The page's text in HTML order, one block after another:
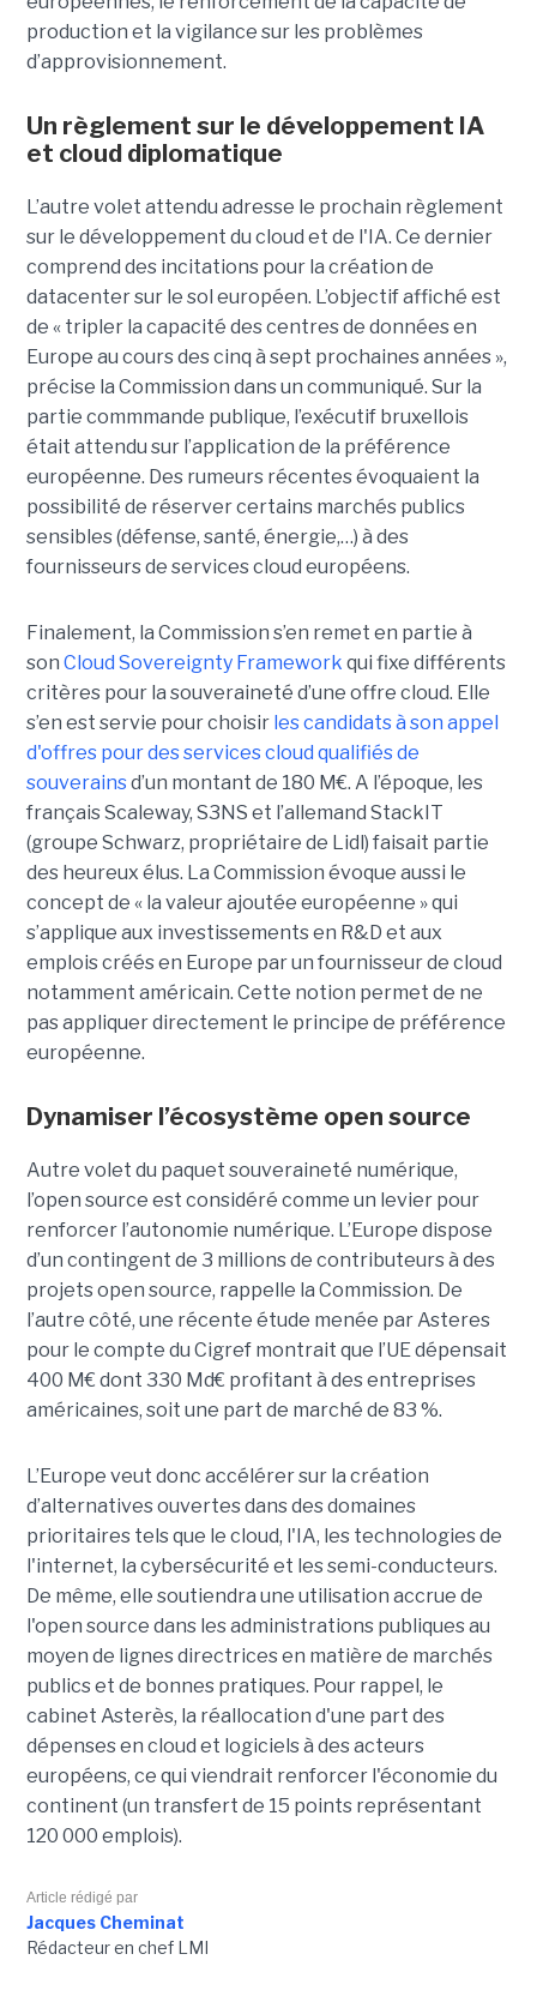
production et la vigilance sur les problèmes
d’approvisionnement.
Un règlement sur le développement IA
et cloud diplomatique
L’autre volet attendu adresse le prochain règlement
sur le développement du cloud et de l'IA. Ce dernier
comprend des incitations pour la création de
datacenter sur le sol européen. L’objectif affiché est
de « tripler la capacité des centres de données en
Europe au cours des cinq à sept prochaines années »,
précise la Commission dans un communiqué. Sur la
partie commmande publique, l’exécutif bruxellois
était attendu sur l’application de la préférence
européenne. Des rumeurs récentes évoquaient la
possibilité de réserver certains marchés publics
sensibles (défense, santé, énergie,…) à des
fournisseurs de services cloud européens.
Finalement, la Commission s’en remet en partie à
son Cloud Sovereignty Framework qui fixe différents
critères pour la souveraineté d’une offre cloud. Elle
s’en est servie pour choisir les candidats à son appel
d'offres pour des services cloud qualifiés de
souverainsd’un montant de 180 M€. A l’époque, les
français Scaleway, S3NS et l’allemand StackIT
(groupe Schwarz, propriétaire de Lidl) faisait partie
des heureux élus. La Commission évoque aussi le
concept de « la valeur ajoutée européenne » qui
s’applique aux investissements en R&D et aux
emplois créés en Europe par un fournisseur de cloud
notamment américain. Cette notion permet de ne
pas appliquer directement le principe de préférence
européenne.
Dynamiser l’écosystème open source
Autre volet du paquet souveraineté numérique,
l’open source est considéré comme un levier pour
renforcer l’autonomie numérique. L’Europe dispose
d’un contingent de 3 millions de contributeurs à des
projets open source, rappelle la Commission. De
l’autre côté, une récente étude menée par Asteres
pour le compte du Cigref montrait que l’UE dépensait
400 M€ dont 330 Md€ profitant à des entreprises
américaines, soit une part de marché de 83 %.
L’Europe veut donc accélérer sur la création
d’alternatives ouvertes dans des domaines
prioritaires tels que le cloud, l'IA, les technologies de
l'internet, la cybersécurité et les semi-conducteurs.
De même, elle soutiendra une utilisation accrue de
l'open source dans les administrations publiques au
moyen de lignes directrices en matière de marchés
publics et de bonnes pratiques. Pour rappel, le
cabinet Asterès, la réallocation d'une part des
dépenses en cloud et logiciels à des acteurs
européens, ce qui viendrait renforcer l'économie du
continent (un transfert de 15 points représentant
120 000 emplois).
Article rédigé par
Jacques Cheminat
Rédacteur en chef LMI